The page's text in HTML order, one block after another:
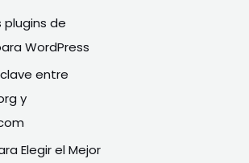
plugins de
WordPress
entre
y
Elegir el Mejor